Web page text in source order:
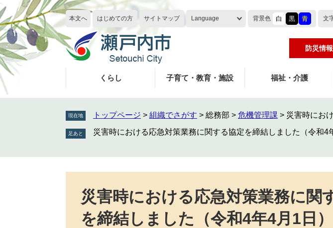
ペ
ー
ジ
の
先
頭
で
す
メ
ニ
ュ
ー
を
飛
ば
し
本文へ はじめての方 サイトマップ Language 背景色 白 黒 青 文
防災情報
くらし 子育て・教育・施設 福祉・介護
現在地 トップページ > 組織でさがす > 総務部 > 危機管理課 > 災害時にお
災害時における応急対策業務に関する協定を締結しました（令和4
災害時における応急対策業務に関
を締結しました（令和4年4月1日）